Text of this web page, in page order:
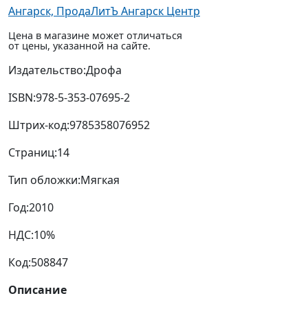
Ангарск, ПродаЛитЪ Ангарск Центр
Цена в магазине может отличаться
от цены, указанной на сайте.
Издательство:Дрофа
ISBN:978-5-353-07695-2
Штрих-код:9785358076952
Страниц:14
Тип обложки:Мягкая
Год:2010
НДС:10%
Код:508847
Описание